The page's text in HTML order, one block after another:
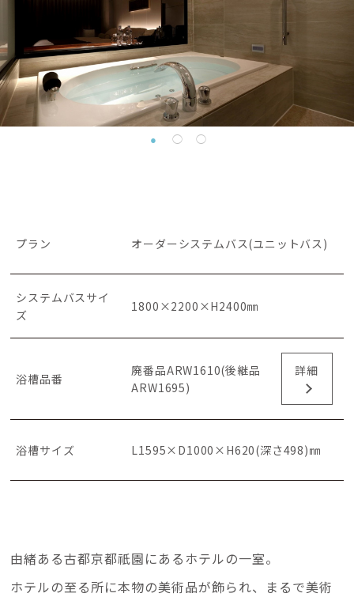
プラン オーダーシステムバス(ユニットバス)
システムバスサイ
ズ
1800×2200×H2400㎜
浴槽品番
廃番品ARW1610(後継品
ARW1695)
詳細
浴槽サイズ L1595×D1000×H620(深さ498)㎜
由緒ある古都京都祇園にあるホテルの一室。
ホテルの至る所に本物の美術品が飾られ、まるで美術